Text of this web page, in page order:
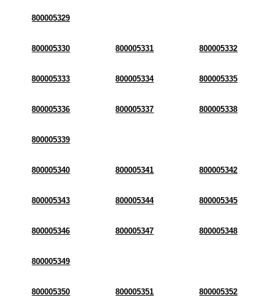
800005329
800005330 800005331 800005332
800005333 800005334 800005335
800005336 800005337 800005338
800005339
800005340 800005341 800005342
800005343 800005344 800005345
800005346 800005347 800005348
800005349
800005350 800005351 800005352